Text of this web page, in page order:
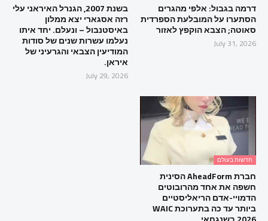
דרמה בגבול: אלפי מהגרים
הסתערו על המובלעת הספרדית
סאוטה; הצבא הוקפץ לאזור
July 31, 2026
בשנת 2007, הגנרל האיראני עלי
רזה אסגארי יצא ממלון
באיסטנבול – ונעלם. יחד איתו
נעלמו עשרות שנים של סודות
המודיעין הצבאי והגרעיני של
איראן.
July 29, 2026
חדשות בעולם
חברת AheadForm הסינית
חשפה את אחד מהרובוטים
הדמויי-אדם הריאליסטיים
ביותר עד כה בתערוכת WAIC